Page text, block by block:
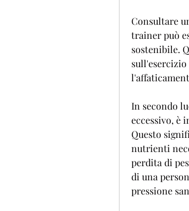
Consultare
trainer può
sostenibile.
In secondo
eccessivo, è
Questo
nutrienti
perdita di
di una
pressione